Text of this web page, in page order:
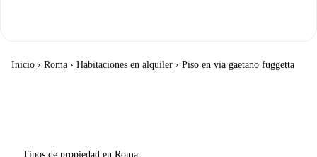
Inicio › Roma › Habitaciones en alquiler › Piso en via gaetano fuggetta
Tipos de propiedad en Roma